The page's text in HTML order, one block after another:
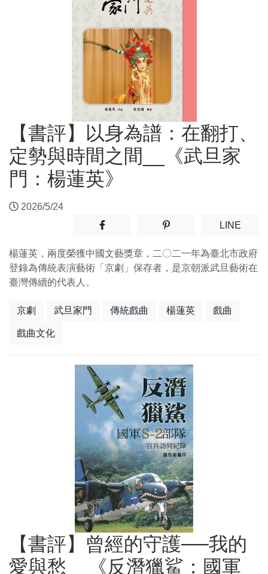
【書評】以身為譜：在翻打、
定勢與時間之間__《武旦家
門：楊蓮英》
2026/5/24
分享至facebook(另開新視窗)
分享至噗浪(另開新視窗)
LINE(另開
楊蓮英，兩度榮獲中國文藝獎章，二〇二一年為臺北市政府
登錄為傳統表演藝術「京劇」保存者，是京朝派武旦藝術在
臺灣傳續的代表人。
京劇 武旦家門 傳統戲曲 楊蓮英 戲曲
戲曲文化
【書評】曾經的守護──我的
愛與愁__《反潛獵鯊：國軍